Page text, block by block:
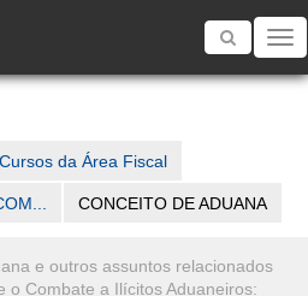
Toggle
Cursos da Área Fiscal
CONCEITO DE ADUANA
e outros assuntos relacionados
o Combate a Ilícitos Aduaneiros: